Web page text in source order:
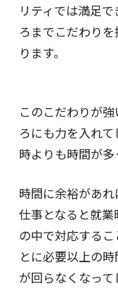
リティでは満足
ろまでこだわり
ります。
このこだわりが
ろにも力を入れ
時よりも時間が多
時間に余裕があれ
仕事となると就
の中で対応する
とに必要以上の
が回らなくなって